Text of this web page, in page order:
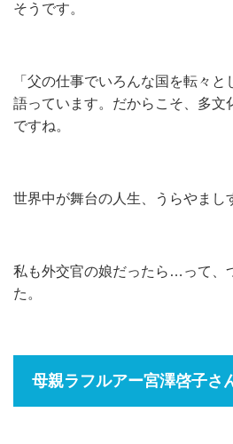
そうです。
「父の仕事でいろんな国を転々
語っています。だからこそ、多文
ですね。
世界中が舞台の人生、うらやまし
私も外交官の娘だったら…って、
た。
母親ラフルアー宮澤啓子さ